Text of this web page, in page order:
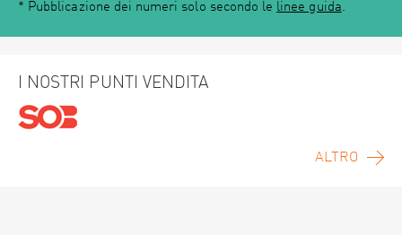
* Pubblicazione dei numeri solo secondo le linee guida.
I NOSTRI PUNTI VENDITA
ALTRO